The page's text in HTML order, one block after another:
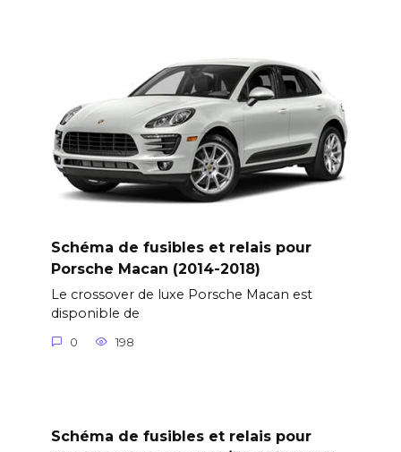
Schéma de fusibles et relais pour
Porsche Macan (2014-2018)
Le crossover de luxe Porsche Macan est
disponible de
0 198
Schéma de fusibles et relais pour